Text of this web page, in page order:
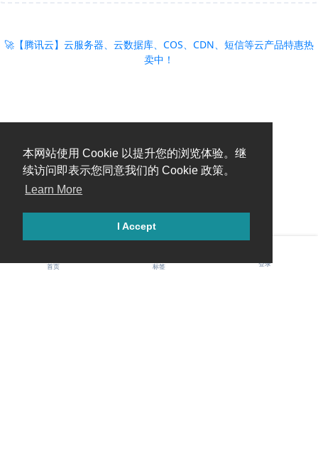
本网站使用 Cookie 以提升您的浏览体验。继
续访问即表示您同意我们的 Cookie 政策。
Learn More
I Accept
🚀【腾讯云】云服务器、云数据库、COS、CDN、短信等云产品特惠热
卖中！
首页 标签 登录